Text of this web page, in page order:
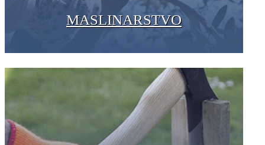
MASLINARSTVO